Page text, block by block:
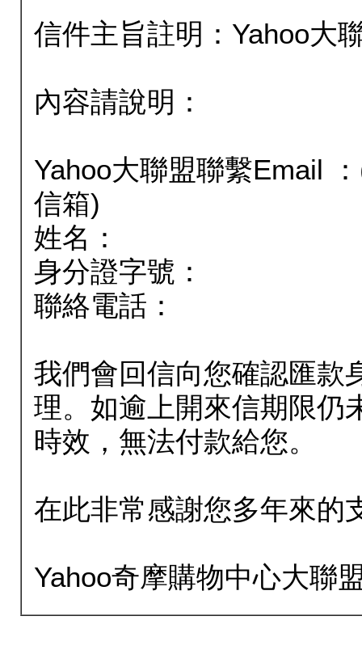
信件主旨註明：Yahoo大
內容請說明：
Yahoo大聯盟聯繫Email
信箱)
姓名：
身分證字號：
聯絡電話：
我們會回信向您確認匯款
理。如逾上開來信期限仍
時效，無法付款給您。
在此非常感謝您多年來的
Yahoo奇摩購物中心大